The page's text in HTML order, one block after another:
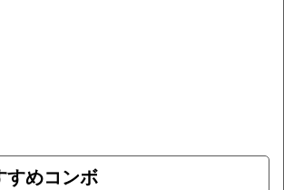
すめコンボ